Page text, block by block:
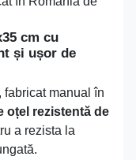
cm cu
și ușor de
, fabricat manual în
oțel rezistentă de
a rezista la